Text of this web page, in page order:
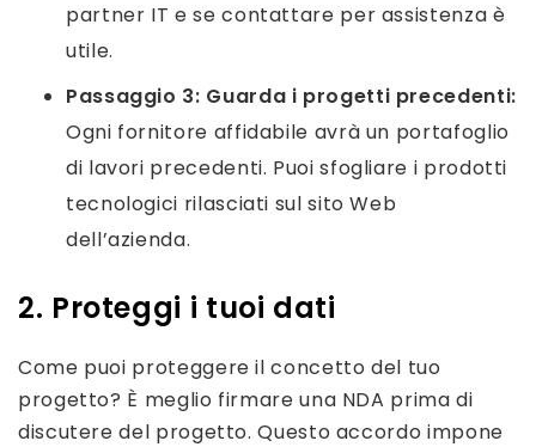
partner IT e se contattare per assistenza è
utile.
Passaggio 3: Guarda i progetti precedenti:
Ogni fornitore affidabile avrà un portafoglio
di lavori precedenti. Puoi sfogliare i prodotti
tecnologici rilasciati sul sito Web
dell’azienda.
2. Proteggi i tuoi dati
Come puoi proteggere il concetto del tuo
progetto? È meglio firmare una NDA prima di
discutere del progetto. Questo accordo impone